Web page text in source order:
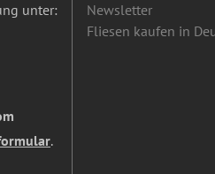
unter:
.
Newsletter
Fliesen kaufen in